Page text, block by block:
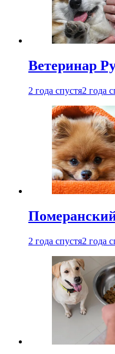
Ветеринар
2 года спустя2 года
2 года спустя2 года